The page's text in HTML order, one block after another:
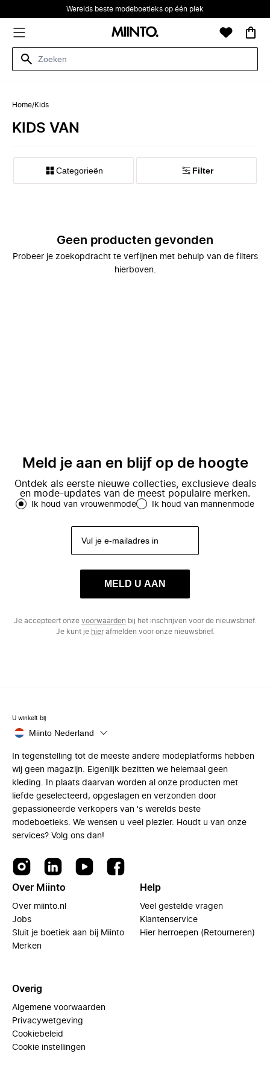
Werelds beste modeboetieks op één plek
Home/Kids
KIDS VAN
Categorieën Filter
Geen producten gevonden
Probeer je zoekopdracht te verfijnen met behulp van de filters
hierboven.
Meld je aan en blijf op de hoogte
Ontdek als eerste nieuwe collecties, exclusieve deals
en mode-updates van de meest populaire merken.
Ik houd van vrouwenmode Ik houd van mannenmode
MELD U AAN
Je accepteert onze voorwaarden bij het inschrijven voor de nieuwsbrief.
Je kunt je hierafmelden voor onze nieuwsbrief.
U winkelt bij
Miinto Nederland
In tegenstelling tot de meeste andere modeplatforms hebben
wij geen magazijn. Eigenlijk bezitten we helemaal geen
kleding. In plaats daarvan worden al onze producten met
liefde geselecteerd, opgeslagen en verzonden door
gepassioneerde verkopers van 's werelds beste
modeboetieks. We wensen u veel plezier. Houdt u van onze
services? Volg ons dan!
Over Miinto
Over miinto.nl
Jobs
Sluit je boetiek aan bij Miinto
Merken
Help
Veel gestelde vragen
Klantenservice
Hier herroepen (Retourneren)
Overig
Algemene voorwaarden
Privacywetgeving
Cookiebeleid
Cookie instellingen